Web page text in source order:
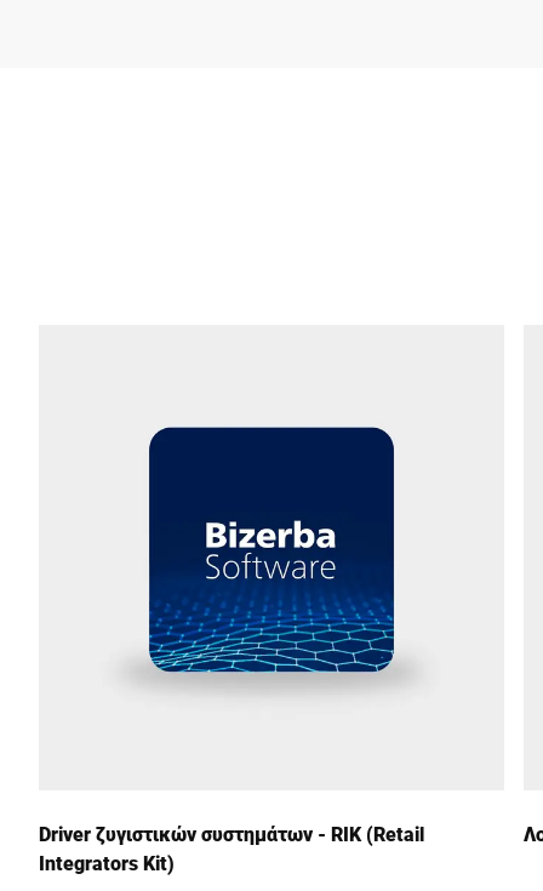
Driver ζυγιστικών συστημάτων - RIK (Retail
Integrators Kit)